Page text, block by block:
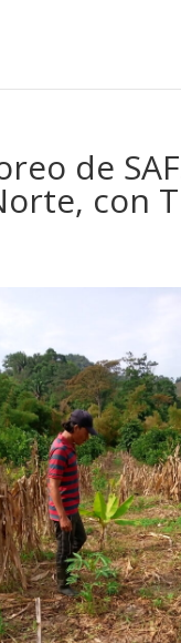
de
con